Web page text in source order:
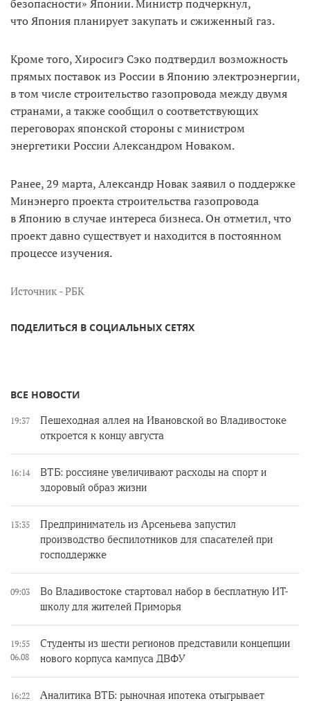
безопасности» Японии. Министр подчеркнул,
что Япония планирует закупать и сжиженный газ.
Кроме того, Хиросигэ Сэко подтвердил возможность
прямых поставок из России в Японию электроэнергии,
в том числе строительство газопровода между двумя
странами, а также сообщил о соответствующих
переговорах японской стороны с министром
энергетики России Александром Новаком.
Ранее, 29 марта, Александр Новак заявил о поддержке
Минэнерго проекта строительства газопровода
в Японию в случае интереса бизнеса. Он отметил, что
проект давно существует и находится в постоянном
процессе изучения.
Источник - РБК
ПОДЕЛИТЬСЯ В СОЦИАЛЬНЫХ СЕТЯХ
ВСЕ НОВОСТИ
19:37
Пешеходная аллея на Ивановской во Владивостоке
откроется к концу августа
16:14
ВТБ: россияне увеличивают расходы на спорт и
здоровый образ жизни
13:35
Предприниматель из Арсеньева запустил
производство беспилотников для спасателей при
господдержке
09:03
Во Владивостоке стартовал набор в бесплатную ИТ-
школу для жителей Приморья
19:55
06.08
Студенты из шести регионов представили концепции
нового корпуса кампуса ДВФУ
16:22 Аналитика ВТБ: рыночная ипотека отыгрывает